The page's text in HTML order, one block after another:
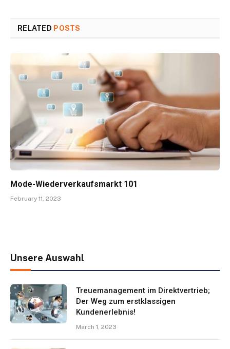
RELATED POSTS
Mode-Wiederverkaufsmarkt 101
February 11, 2023
Unsere Auswahl
Treuemanagement im Direktvertrieb;
Der Weg zum erstklassigen
Kundenerlebnis!
March 1, 2023